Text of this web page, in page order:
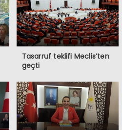
Tasarruf teklifi Meclis’ten
geçti